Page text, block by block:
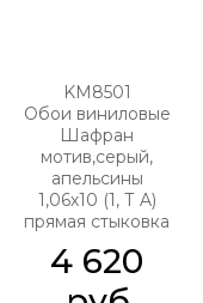
KM8501
Обои виниловые
Шафран
мотив,серый,
апельсины
1,06х10 (1, Т A)
прямая стыковка
4 620